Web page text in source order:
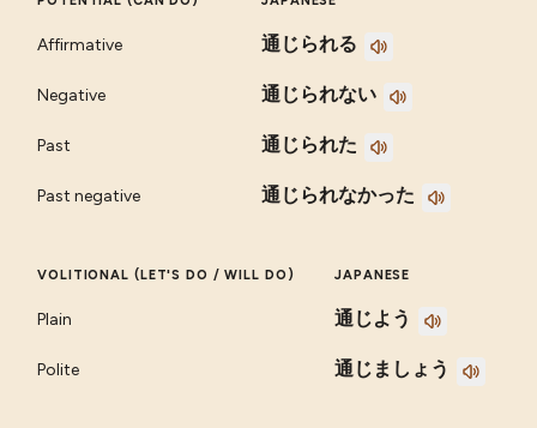
Affirmative 通じられる
Negative 通じられない
Past 通じられた
Past negative 通じられなかった
VOLITIONAL (LET'S DO / WILL DO) JAPANESE
Plain 通じよう
Polite 通じましょう